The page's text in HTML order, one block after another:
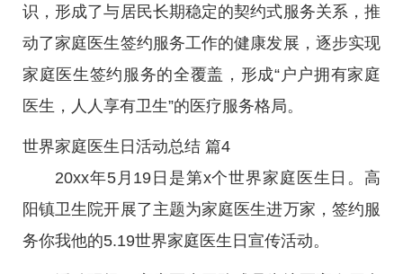
识，形成了与居民长期稳定的契约式服务关系，推
动了家庭医生签约服务工作的健康发展，逐步实现
家庭医生签约服务的全覆盖，形成“户户拥有家庭
医生，人人享有卫生”的医疗服务格局。
世界家庭医生日活动总结 篇4
20xx年5月19日是第x个世界家庭医生日。高
阳镇卫生院开展了主题为家庭医生进万家，签约服
务你我他的5.19世界家庭医生日宣传活动。